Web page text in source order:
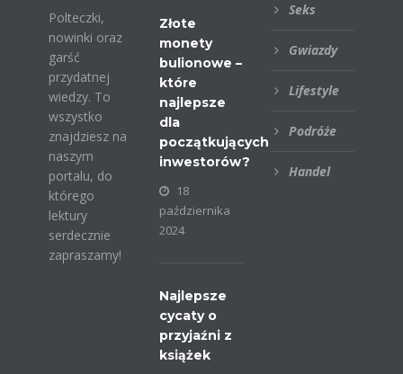
Polteczki,
nowinki oraz
garść
przydatnej
wiedzy. To
wszystko
znajdziesz na
naszym
portalu, do
którego
lektury
serdecznie
zapraszamy!
Złote
monety
bulionowe –
które
najlepsze
dla
początkujących
inwestorów?
18
października
2024
Najlepsze
cycaty o
przyjaźni z
książek
Seks
Gwiazdy
Lifestyle
Podróże
Handel